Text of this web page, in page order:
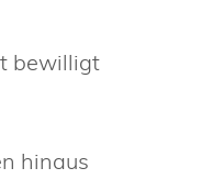
bewilligt
hinaus